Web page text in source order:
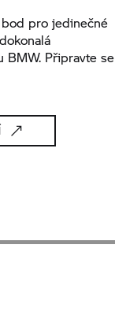
pro jedinečné
BMW. Připravte se